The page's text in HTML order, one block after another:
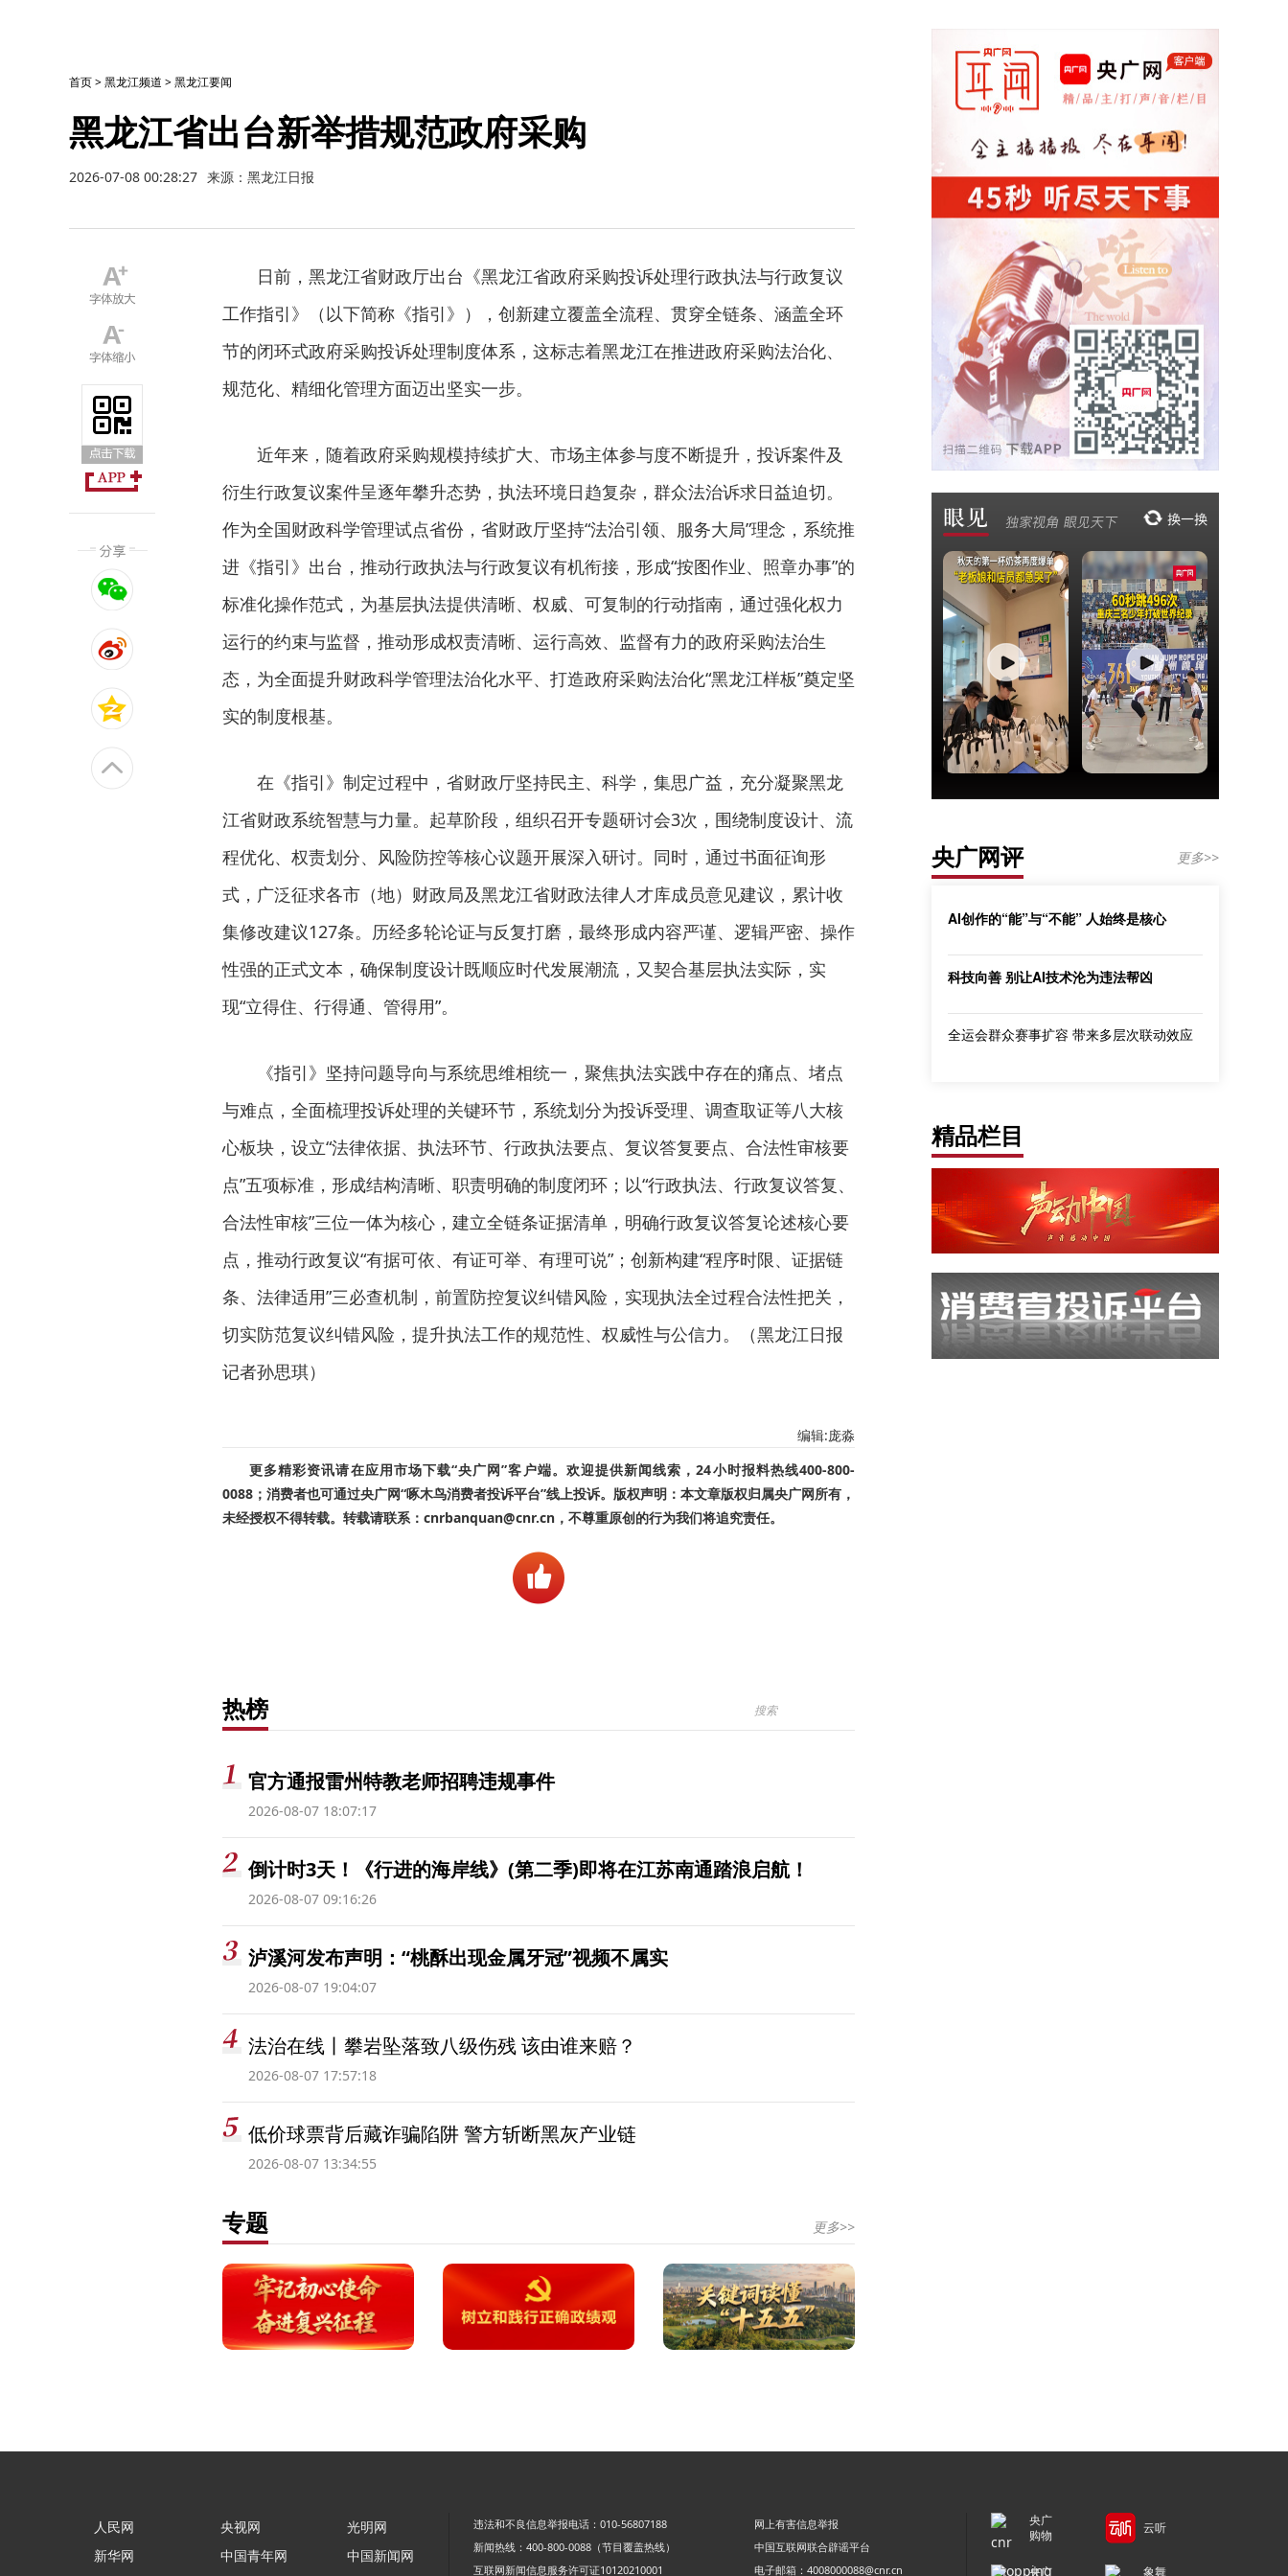
首页>黑龙江频道 >黑龙江要闻
黑龙江省出台新举措规范政府采购
2026-07-08 00:28:27 来源：黑龙江日报
日前，黑龙江省财政厅出台《黑龙江省政府采购投诉处理行政执法与行政复议
工作指引》（以下简称《指引》），创新建立覆盖全流程、贯穿全链条、涵盖全环
节的闭环式政府采购投诉处理制度体系，这标志着黑龙江在推进政府采购法治化、
规范化、精细化管理方面迈出坚实一步。
近年来，随着政府采购规模持续扩大、市场主体参与度不断提升，投诉案件及
衍生行政复议案件呈逐年攀升态势，执法环境日趋复杂，群众法治诉求日益迫切。
作为全国财政科学管理试点省份，省财政厅坚持“法治引领、服务大局”理念，系统推
进《指引》出台，推动行政执法与行政复议有机衔接，形成“按图作业、照章办事”的
标准化操作范式，为基层执法提供清晰、权威、可复制的行动指南，通过强化权力
运行的约束与监督，推动形成权责清晰、运行高效、监督有力的政府采购法治生
态，为全面提升财政科学管理法治化水平、打造政府采购法治化“黑龙江样板”奠定坚
实的制度根基。
在《指引》制定过程中，省财政厅坚持民主、科学，集思广益，充分凝聚黑龙
江省财政系统智慧与力量。起草阶段，组织召开专题研讨会3次，围绕制度设计、流
程优化、权责划分、风险防控等核心议题开展深入研讨。同时，通过书面征询形
式，广泛征求各市（地）财政局及黑龙江省财政法律人才库成员意见建议，累计收
集修改建议127条。历经多轮论证与反复打磨，最终形成内容严谨、逻辑严密、操作
性强的正式文本，确保制度设计既顺应时代发展潮流，又契合基层执法实际，实
现“立得住、行得通、管得用”。
《指引》坚持问题导向与系统思维相统一，聚焦执法实践中存在的痛点、堵点
与难点，全面梳理投诉处理的关键环节，系统划分为投诉受理、调查取证等八大核
心板块，设立“法律依据、执法环节、行政执法要点、复议答复要点、合法性审核要
点”五项标准，形成结构清晰、职责明确的制度闭环；以“行政执法、行政复议答复、
合法性审核”三位一体为核心，建立全链条证据清单，明确行政复议答复论述核心要
点，推动行政复议“有据可依、有证可举、有理可说”；创新构建“程序时限、证据链
条、法律适用”三必查机制，前置防控复议纠错风险，实现执法全过程合法性把关，
切实防范复议纠错风险，提升执法工作的规范性、权威性与公信力。（黑龙江日报
记者孙思琪）
编辑:庞淼
更多精彩资讯请在应用市场下载“央广网”客户端。欢迎提供新闻线索，24小时报料热线400-800-
0088；消费者也可通过央广网“啄木鸟消费者投诉平台”线上投诉。版权声明：本文章版权归属央广网所有，
未经授权不得转载。转载请联系：cnrbanquan@cnr.cn，不尊重原创的行为我们将追究责任。
热榜
官方通报雷州特教老师招聘违规事件
2026-08-07 18:07:17
倒计时3天！《行进的海岸线》(第二季)即将在江苏南通踏浪启航！
2026-08-07 09:16:26
泸溪河发布声明：“桃酥出现金属牙冠”视频不属实
2026-08-07 19:04:07
法治在线丨攀岩坠落致八级伤残 该由谁来赔？
2026-08-07 17:57:18
低价球票背后藏诈骗陷阱 警方斩断黑灰产业链
2026-08-07 13:34:55
专题 更多>>
央广网评 更多>>
AI创作的“能”与“不能” 人始终是核心
科技向善 别让AI技术沦为违法帮凶
全运会群众赛事扩容 带来多层次联动效应
精品栏目
人民网
新华网
央视网
中国青年网
光明网
中国新闻网
违法和不良信息举报电话：010-56807188
网上有害信息举报
新闻热线：400-800-0088（节目覆盖热线）
中国互联网联合辟谣平台
互联网新闻信息服务许可证10120210001
电子邮箱：4008000088@cnr.cn
央广
购物
云听
央广 象舞